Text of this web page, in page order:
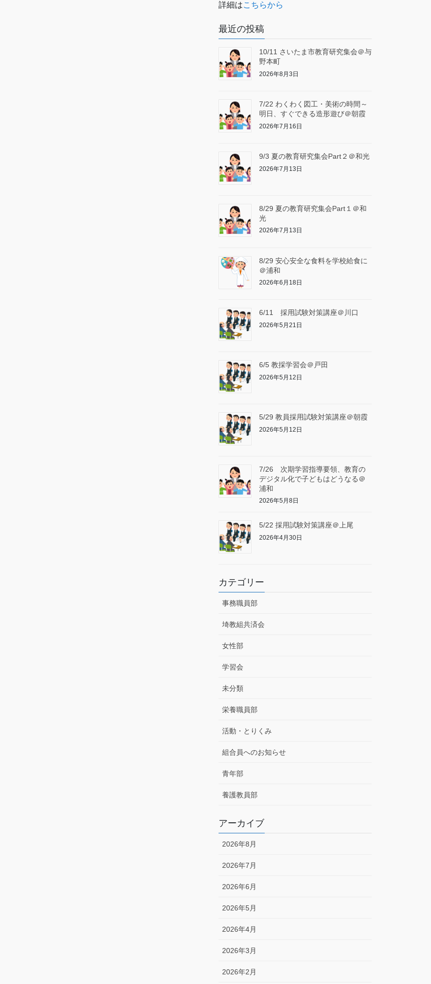
詳細はこちらから
最近の投稿
10/11 さいたま市教育研究集会＠与
野本町
2026年8月3日
7/22 わくわく図工・美術の時間～
明日、すぐできる造形遊び＠朝霞
2026年7月16日
9/3 夏の教育研究集会Part２＠和光
2026年7月13日
8/29 夏の教育研究集会Part１＠和
光
2026年7月13日
8/29 安心安全な食料を学校給食に
＠浦和
2026年6月18日
6/11 採用試験対策講座＠川口
2026年5月21日
6/5 教採学習会＠戸田
2026年5月12日
5/29 教員採用試験対策講座＠朝霞
2026年5月12日
7/26 次期学習指導要領、教育の
デジタル化で子どもはどうなる＠
浦和
2026年5月8日
5/22 採用試験対策講座＠上尾
2026年4月30日
カテゴリー
事務職員部
埼教組共済会
女性部
学習会
未分類
栄養職員部
活動・とりくみ
組合員へのお知らせ
青年部
養護教員部
アーカイブ
2026年8月
2026年7月
2026年6月
2026年5月
2026年4月
2026年3月
2026年2月